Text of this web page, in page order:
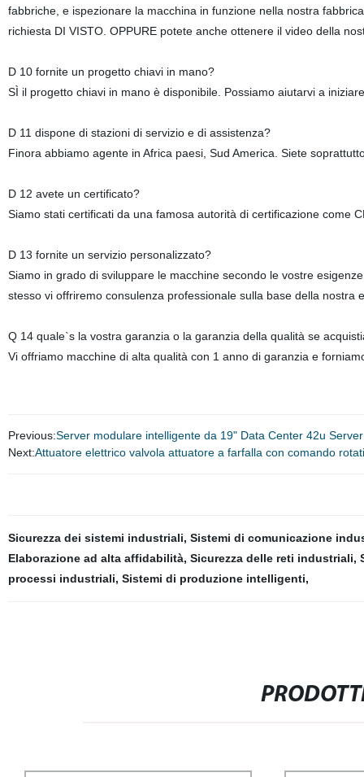
fabbriche, e ispezionare la macchina in funzione nella nostra
richiesta DI VISTO. OPPURE potete anche ottenere il video della
D 10 fornite un progetto chiavi in mano?
SÌ il progetto chiavi in mano è disponibile. Possiamo aiutarvi a
D 11 dispone di stazioni di servizio e di assistenza?
Finora abbiamo agente in Africa paesi, Sud America. Siete
D 12 avete un certificato?
Siamo stati certificati da una famosa autorità di certificazione come
D 13 fornite un servizio personalizzato?
Siamo in grado di sviluppare le macchine secondo le vostre
stesso vi offriremo consulenza professionale sulla base della nostra
Q 14 quale`s la vostra garanzia o la garanzia della qualità se
Vi offriamo macchine di alta qualità con 1 anno di garanzia e
Previous:Server modulare intelligente da 19" Data Center 42u
Next:Attuatore elettrico valvola attuatore a farfalla con comando
Sicurezza dei sistemi industriali, Sistemi di comunicazione
Elaborazione ad alta affidabilità, Sicurezza delle reti industriali,
processi industriali, Sistemi di produzione intelligenti,